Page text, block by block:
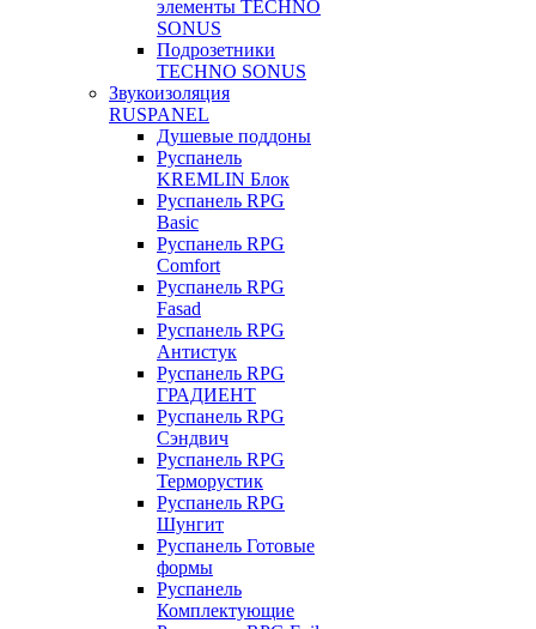
элементы TECHNO
SONUS
Подрозетники
TECHNO SONUS
Звукоизоляция
RUSPANEL
Душевые поддоны
Руспанель
KREMLIN Блок
Руспанель RPG
Basic
Руспанель RPG
Comfort
Руспанель RPG
Fasad
Руспанель RPG
Антистук
Руспанель RPG
ГРАДИЕНТ
Руспанель RPG
Сэндвич
Руспанель RPG
Терморустик
Руспанель RPG
Шунгит
Руспанель Готовые
формы
Руспанель
Комплектующие